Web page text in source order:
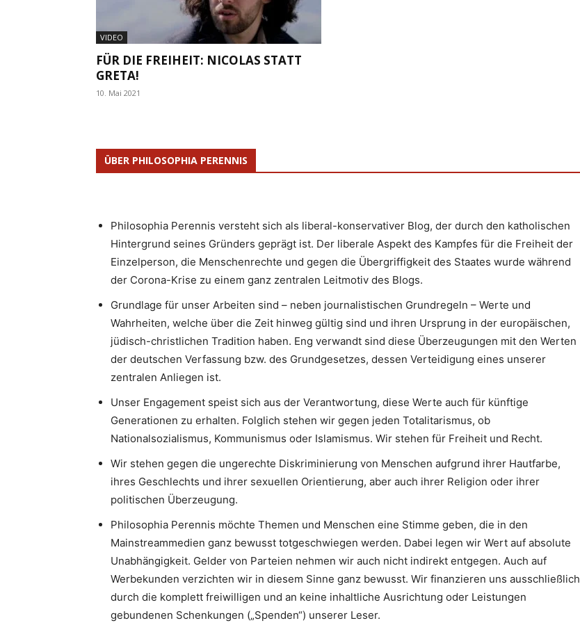
VIDEO
FÜR DIE FREIHEIT: NICOLAS STATT
GRETA!
10. Mai 2021
ÜBER PHILOSOPHIA PERENNIS
Philosophia Perennis versteht sich als liberal-konservativer Blog, der durch den katholischen
Hintergrund seines Gründers geprägt ist. Der liberale Aspekt des Kampfes für die Freiheit der
Einzelperson, die Menschenrechte und gegen die Übergriffigkeit des Staates wurde während
der Corona-Krise zu einem ganz zentralen Leitmotiv des Blogs.
Grundlage für unser Arbeiten sind – neben journalistischen Grundregeln – Werte und
Wahrheiten, welche über die Zeit hinweg gültig sind und ihren Ursprung in der europäischen,
jüdisch-christlichen Tradition haben. Eng verwandt sind diese Überzeugungen mit den Werten
der deutschen Verfassung bzw. des Grundgesetzes, dessen Verteidigung eines unserer
zentralen Anliegen ist.
Unser Engagement speist sich aus der Verantwortung, diese Werte auch für künftige
Generationen zu erhalten. Folglich stehen wir gegen jeden Totalitarismus, ob
Nationalsozialismus, Kommunismus oder Islamismus. Wir stehen für Freiheit und Recht.
Wir stehen gegen die ungerechte Diskriminierung von Menschen aufgrund ihrer Hautfarbe,
ihres Geschlechts und ihrer sexuellen Orientierung, aber auch ihrer Religion oder ihrer
politischen Überzeugung.
Philosophia Perennis möchte Themen und Menschen eine Stimme geben, die in den
Mainstreammedien ganz bewusst totgeschwiegen werden. Dabei legen wir Wert auf absolute
Unabhängigkeit. Gelder von Parteien nehmen wir auch nicht indirekt entgegen. Auch auf
Werbekunden verzichten wir in diesem Sinne ganz bewusst. Wir finanzieren uns ausschließlich
durch die komplett freiwilligen und an keine inhaltliche Ausrichtung oder Leistungen
gebundenen Schenkungen („Spenden“) unserer Leser.